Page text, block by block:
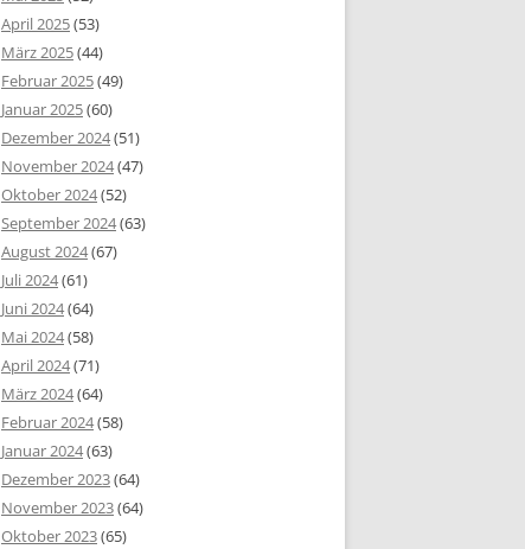
April 2025(53)
März 2025(44)
Februar 2025(49)
Januar 2025(60)
Dezember 2024(51)
November 2024(47)
Oktober 2024(52)
September 2024(63)
August 2024(67)
Juli 2024(61)
Juni 2024(64)
Mai 2024(58)
April 2024(71)
März 2024(64)
Februar 2024(58)
Januar 2024(63)
Dezember 2023(64)
November 2023(64)
Oktober 2023(65)